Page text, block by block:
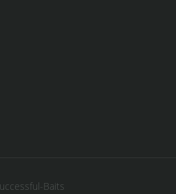
Baits